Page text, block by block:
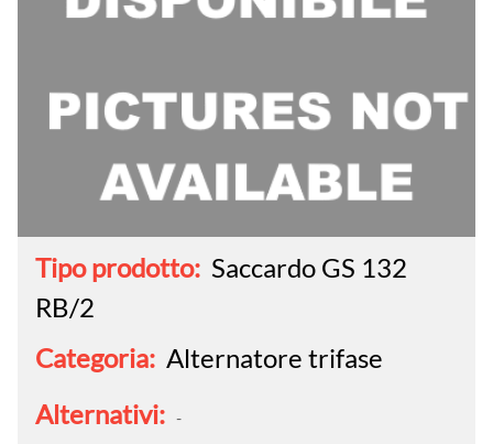
Tipo prodotto: Saccardo GS 132
RB/2
Categoria: Alternatore trifase
Alternativi: -